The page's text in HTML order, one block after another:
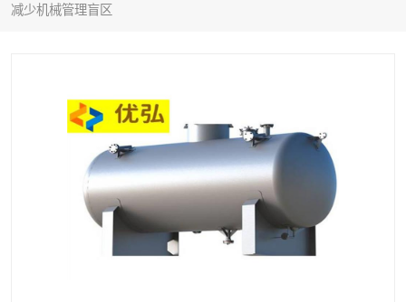
减少机械管理盲区